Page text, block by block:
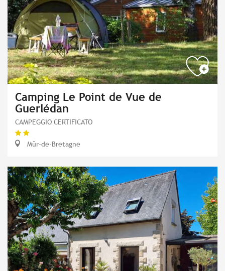
Camping Le Point de Vue de
Guerlédan
CAMPEGGIO CERTIFICATO
Mûr-de-Bretagne